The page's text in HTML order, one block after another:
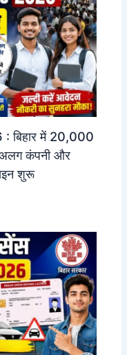
बिहार में 20,000
अलग कंपनी और
शुरू